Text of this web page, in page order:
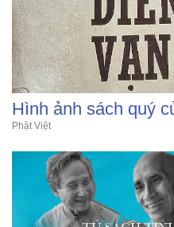
Hình ảnh sách quý
Phật Việt